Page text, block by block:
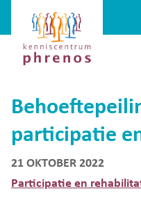
Kenniscentrum
Phrenos
website
participatie
21 OKTOBER 2022
Participatie en